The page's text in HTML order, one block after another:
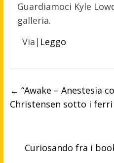
Guardiamoci Kyle
galleria.
Via| Leggo
← “Awake – Anestesia
Christensen sotto i ferri
Curiosando fra i